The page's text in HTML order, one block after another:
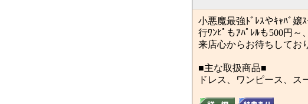
小悪魔最強ﾄﾞﾚｽやｷｬﾊﾞ
行ﾜﾝﾋﾟもｱﾊﾟﾚﾙも500円
来店心からお待ちしてお
■主な取扱商品■
ドレス、ワンピース、ス